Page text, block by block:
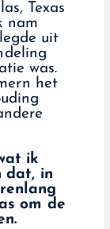
Texas
nam
uit
was.
het
ik
dat, in
om de